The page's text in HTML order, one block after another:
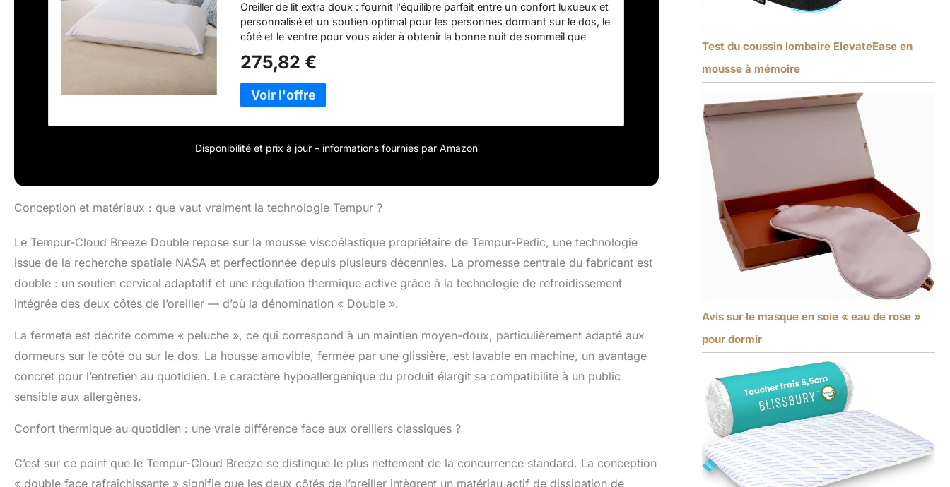
Oreiller de lit extra doux : fournit l'équilibre parfait entre un confort luxueux et
personnalisé et un soutien optimal pour les personnes dormant sur le dos, le
côté et le ventre pour vous aider à obtenir la bonne nuit de sommeil que
matériau Tempur signature s'adapte sans effort à votre forme unique pour
un soutien supérieur de la tête, du cou et des épaules afin que vous puissiez
vous réveiller en vous sentant rafraîchi. Matériau ultra adaptable : peut être
facilement compressé pour le voyage et reprend rapidement sa forme le
matin, offrant un soutien supérieur la nuit et un alignement après un an.
tricot 100 % polyester de qualité supérieure ultra douce et respirante qui peut
Oreiller pour très grand lit : parfait pour les très grands lits et offre
temps de vous coucher.
275,82 €
Disponibilité et prix à jour – informations fournies par Amazon
Conception et matériaux : que vaut vraiment la technologie Tempur ?
Le Tempur-Cloud Breeze Double repose sur la mousse viscoélastique propriétaire de Tempur-Pedic, une technologie
issue de la recherche spatiale NASA et perfectionnée depuis plusieurs décennies. La promesse centrale du fabricant est
double : un soutien cervical adaptatif et une régulation thermique active grâce à la technologie de refroidissement
intégrée des deux côtés de l’oreiller — d’où la dénomination « Double ».
La fermeté est décrite comme « peluche », ce qui correspond à un maintien moyen-doux, particulièrement adapté aux
dormeurs sur le côté ou sur le dos. La housse amovible, fermée par une glissière, est lavable en machine, un avantage
concret pour l’entretien au quotidien. Le caractère hypoallergénique du produit élargit sa compatibilité à un public
sensible aux allergènes.
Confort thermique au quotidien : une vraie différence face aux oreillers classiques ?
C’est sur ce point que le Tempur-Cloud Breeze se distingue le plus nettement de la concurrence standard. La conception
« double face rafraîchissante » signifie que les deux côtés de l’oreiller intègrent un matériau actif de dissipation de
Test du coussin lombaire ElevateEase en
mousse à mémoire
Avis sur le masque en soie « eau de rose »
pour dormir